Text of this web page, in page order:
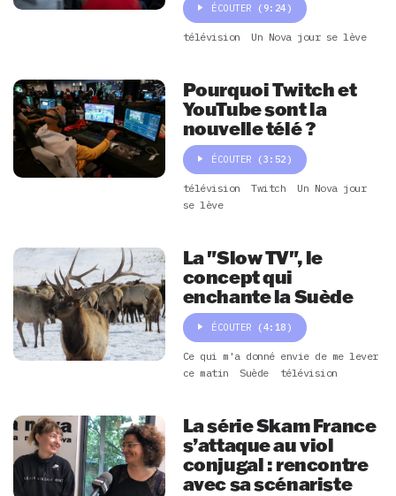
ÉCOUTER (9:24)
télévision Un Nova jour se lève
Pourquoi Twitch et
YouTube sont la
nouvelle télé ?
ÉCOUTER (3:52)
télévision Twitch
Un Nova jour
se lève
La "Slow TV", le
concept qui
enchante la Suède
ÉCOUTER (4:18)
Ce qui m'a donné envie de me lever
ce matin
Suède télévision
La série Skam France
s’attaque au viol
conjugal : rencontre
avec sa scénariste